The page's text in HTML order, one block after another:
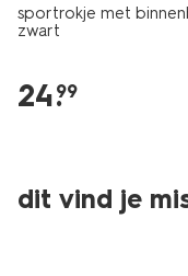
sportrokje met
zwart
24.
99
dit vind je
sale